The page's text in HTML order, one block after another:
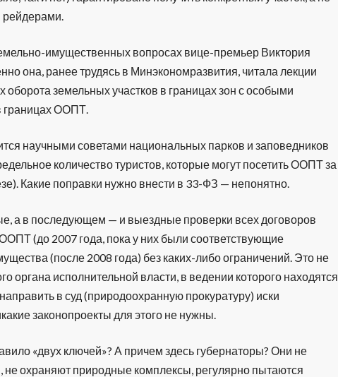
рейдерами.
имущественных вопросах вице-премьер Виктория
она, ранее трудясь в Минэкономразвития, читала лекции
земельных участков в границах зон с особыми
границах ООПТ.
научными советами национальных парков и заповедников
количество туристов, которые могут посетить ООПТ за
Какие поправки нужно внести в 33-ФЗ — непонятно.
а в последующем — и выездные проверки всех договоров
(до 2007 года, пока у них были соответствующие
(после 2008 года) без каких-либо ограничений. Это не
органа исполнительной власти, в ведении которого находятся
в суд (природоохранную прокуратуру) иски
законопроекты для этого не нужны.
«двух ключей»? А причем здесь губернаторы? Они не
охраняют природные комплексы, регулярно пытаются